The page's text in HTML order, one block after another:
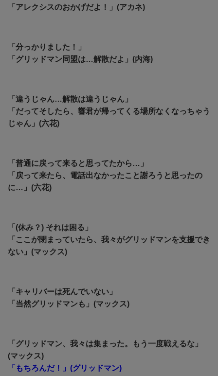
「アレクシスのおかげだよ！」(アカネ)
「分っかりました！」
「グリッドマン同盟は…解散だよ」(内海)
「違うじゃん…解散は違うじゃん」
「だってそしたら、響君が帰ってくる場所なくなっちゃう
じゃん」(六花)
「普通に戻って来ると思ってたから…」
「戻って来たら、電話出なかったこと謝ろうと思ったの
に…」(六花)
「(休み？) それは困る」
「ここが閉まっていたら、我々がグリッドマンを支援でき
ない」(マックス)
「キャリバーは死んでいない」
「当然グリッドマンも」(マックス)
「グリッドマン、我々は集まった。もう一度戦えるな」
(マックス)
「もちろんだ！」(グリッドマン)